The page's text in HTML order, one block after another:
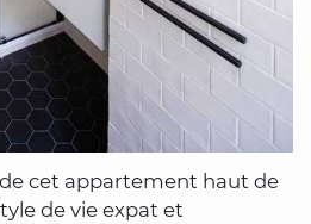
cet appartement haut de
de vie expat et